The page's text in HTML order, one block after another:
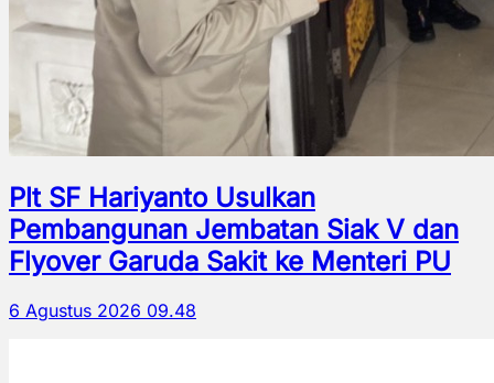
Plt SF Hariyanto Usulkan
Pembangunan Jembatan Siak V dan
Flyover Garuda Sakit ke Menteri PU
6 Agustus 2026 09.48